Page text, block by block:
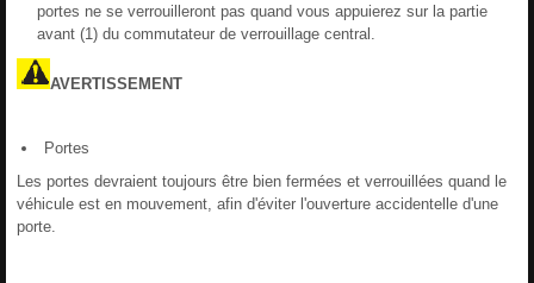
portes ne se verrouilleront pas quand vous appuierez sur la partie
avant (1) du commutateur de verrouillage central.
AVERTISSEMENT
Portes
Les portes devraient toujours être bien fermées et verrouillées quand le
véhicule est en mouvement, afin d'éviter l'ouverture accidentelle d'une
porte.